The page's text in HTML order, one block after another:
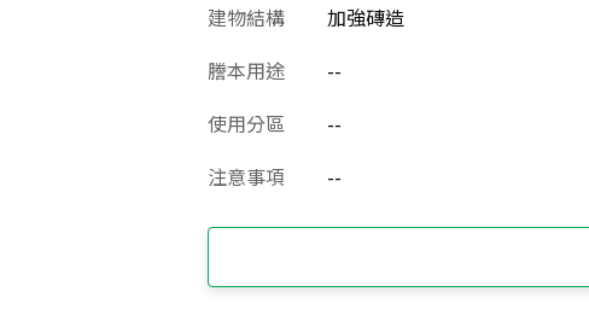
建物結構 加強磚造
謄本用途
--
使用分區
--
注意事項
--